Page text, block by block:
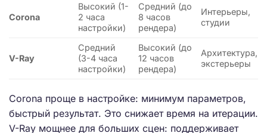
Corona
Высокий (1-
2 часа
настройки)
Средний (до
8 часов
рендера)
Интерьеры,
студии
V-Ray
Средний
(3-4 часа
настройки)
Высокий (до
12 часов
рендера)
Архитектура,
экстерьеры
Corona проще в настройке: минимум параметров,
быстрый результат. Это снижает время на итерации.
V-Ray мощнее для больших сцен: поддерживает